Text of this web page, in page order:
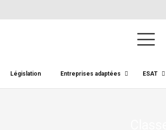
Législation Entreprises adaptées ESAT